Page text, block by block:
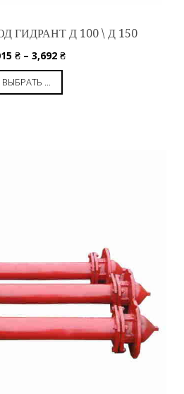
ГИДРАНТ Д 100 \ Д 150
₴ – 3,692 ₴
ВЫБРАТЬ ...